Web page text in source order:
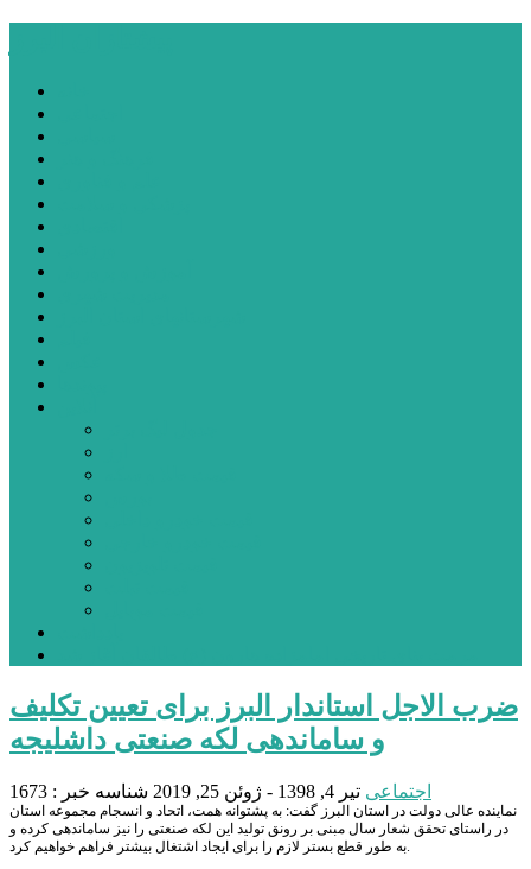
ضرب الاجل استاندار البرز برای تعیین تکلیف
و ساماندهی لکه صنعتی داشلیجه
اجتماعی تیر 4, 1398 - ژوئن 25, 2019 شناسه خبر : 1673
نماینده عالی دولت در استان البرز گفت: به پشتوانه همت، اتحاد و انسجام مجموعه استان
در راستای تحقق شعار سال مبنی بر رونق تولید این لکه صنعتی را نیز ساماندهی کرده و
به طور قطع بستر لازم را برای ایجاد اشتغال بیشتر فراهم خواهیم کرد.